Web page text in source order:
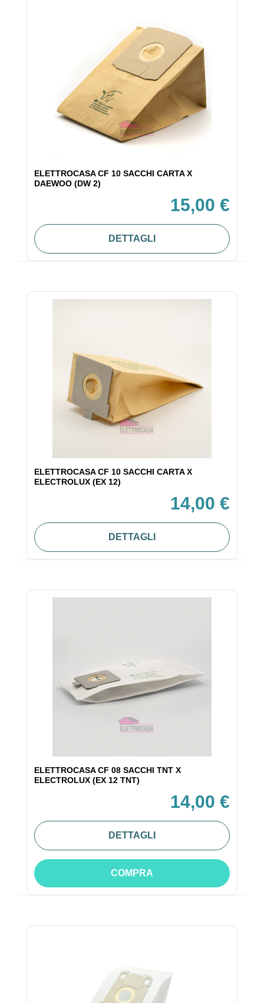
ELETTROCASA CF 10 SACCHI CARTA X
DAEWOO (DW 2)
15,00 €
DETTAGLI
ELETTROCASA CF 10 SACCHI CARTA X
ELECTROLUX (EX 12)
14,00 €
DETTAGLI
ELETTROCASA CF 08 SACCHI TNT X
ELECTROLUX (EX 12 TNT)
14,00 €
DETTAGLI
COMPRA